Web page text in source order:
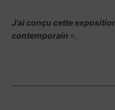
J’ai conçu cette
contemporain ».